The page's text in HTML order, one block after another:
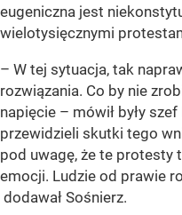
eugeniczna jest
wielotysięcznymi
– W tej sytuacja, tak
rozwiązania. Co by nie
napięcie – mówił były
przewidzieli skutki tego
pod uwagę, że te protesty
emocji. Ludzie od prawie
dodawał Sośnierz.